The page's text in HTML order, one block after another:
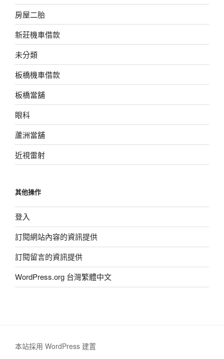
房屋二胎
新莊機車借款
未分類
板橋機車借款
板橋當舖
眼科
蘆洲當舖
近視雷射
其他操作
登入
訂閱網站內容的資訊提供
訂閱留言的資訊提供
WordPress.org 台灣繁體中文
本站採用 WordPress 建置